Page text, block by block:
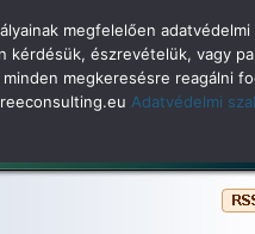
megfelelően
kérdésük, észrevételük, vagy
megkeresésre reagálni
Adatvédelmi